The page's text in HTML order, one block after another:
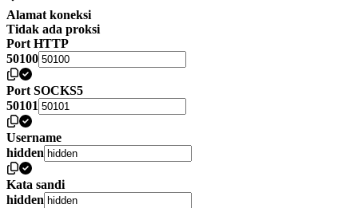
Alamat koneksi
Tidak ada proksi
Port HTTP
50100
Port SOCKS5
50101
Username
hidden
Kata sandi
hidden